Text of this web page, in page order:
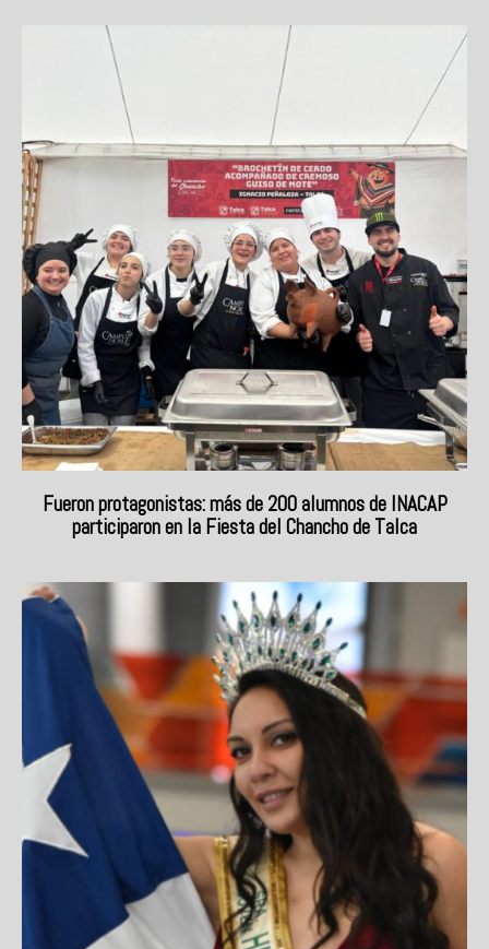
Fueron protagonistas: más de 200 alumnos de INACAP
participaron en la Fiesta del Chancho de Talca